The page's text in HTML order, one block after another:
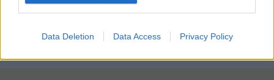
Data Deletion Data Access Privacy Policy